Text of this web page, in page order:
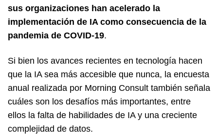
sus organizaciones han acelerado la
implementación de IA como consecuencia de la
pandemia de COVID-19.
Si bien los avances recientes en tecnología hacen
que la IA sea más accesible que nunca, la encuesta
anual realizada por Morning Consult también señala
cuáles son los desafíos más importantes, entre
ellos la falta de habilidades de IA y una creciente
complejidad de datos.